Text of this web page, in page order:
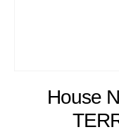
House